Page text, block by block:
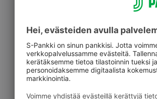
Asiakastuki
Private Banking -asiakkaana voit olla